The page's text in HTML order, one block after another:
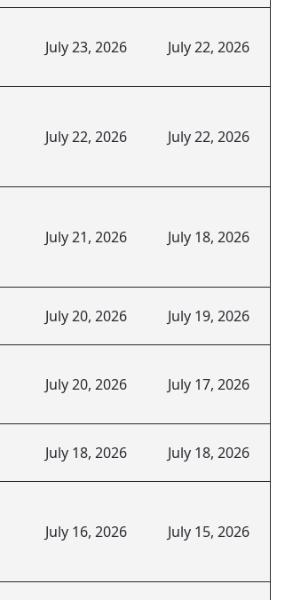
July 23, 2026 July 22, 2026
July 22, 2026 July 22, 2026
July 21, 2026 July 18, 2026
July 20, 2026 July 19, 2026
July 20, 2026 July 17, 2026
July 18, 2026 July 18, 2026
July 16, 2026 July 15, 2026